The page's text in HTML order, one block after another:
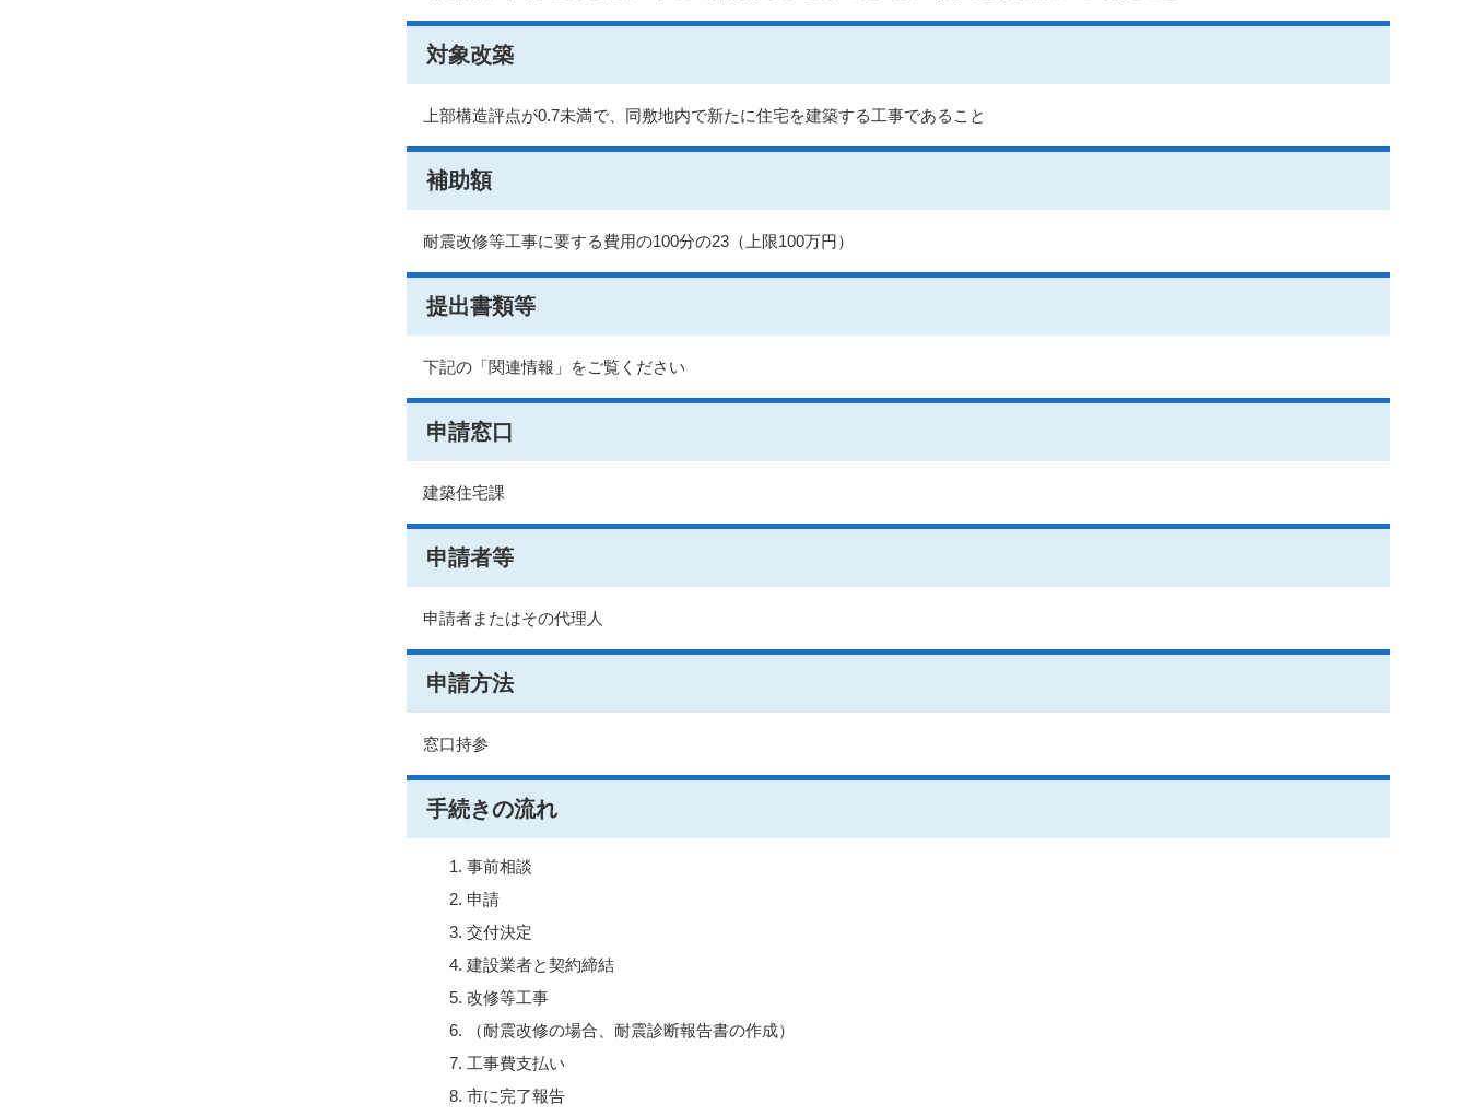
対象改築
上部構造評点が0.7未満で、同敷地内で新たに住宅を建築する工事であること
補助額
耐震改修等工事に要する費用の100分の23（上限100万円）
提出書類等
下記の「関連情報」をご覧ください
申請窓口
建築住宅課
申請者等
申請者またはその代理人
申請方法
窓口持参
手続きの流れ
事前相談
申請
交付決定
建設業者と契約締結
改修等工事
（耐震改修の場合、耐震診断報告書の作成）
工事費支払い
市に完了報告